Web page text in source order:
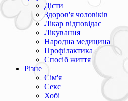
Дієти
Здоров'я чоловіків
Лікар відповідає
Лікування
Народна медицина
Профілактика
Спосіб життя
Різне
Сім'я
Секс
Хобі